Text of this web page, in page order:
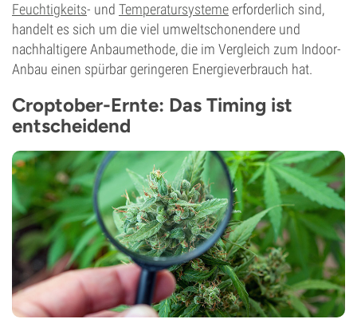
Feuchtigkeits- und Temperatursystemeerforderlich sind,
handelt es sich um die viel umweltschonendere und
nachhaltigere Anbaumethode, die im Vergleich zum Indoor-
Anbau einen spürbar geringeren Energieverbrauch hat.
Croptober-Ernte: Das Timing ist
entscheidend